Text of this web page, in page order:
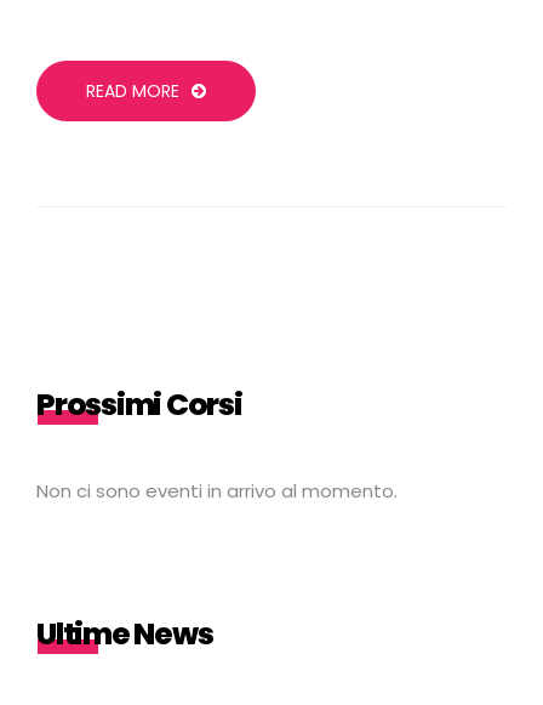
READ MORE
Prossimi Corsi
Non ci sono eventi in arrivo al momento.
Ultime News